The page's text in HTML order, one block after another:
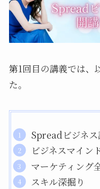
第1回目の講義では、
た。
Spreadビジネ
ビジネスマイン
マーケティング
スキル深掘り